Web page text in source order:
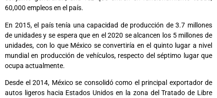
60,000 empleos en el país.
En 2015, el país tenía una capacidad de producción de 3.7 millones
de unidades y se espera que en el 2020 se alcancen los 5 millones de
unidades, con lo que México se convertiría en el quinto lugar a nivel
mundial en producción de vehículos, respecto del séptimo lugar que
ocupa actualmente.
Desde el 2014, México se consolidó como el principal exportador de
autos ligeros hacia Estados Unidos en la zona del Tratado de Libre